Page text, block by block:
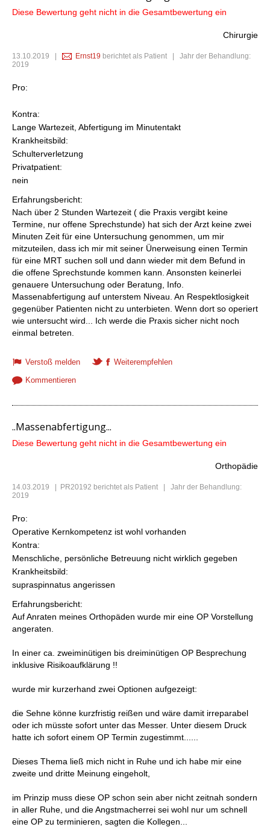
Diese Bewertung geht nicht in die Gesamtbewertung ein
Chirurgie
13.10.2019 | Ernst19 berichtet als Patient | Jahr der Behandlung:
2019
Pro:
Kontra:
Lange Wartezeit, Abfertigung im Minutentakt
Krankheitsbild:
Schulterverletzung
Privatpatient:
nein
Erfahrungsbericht:
Nach über 2 Stunden Wartezeit ( die Praxis vergibt keine
Termine, nur offene Sprechstunde) hat sich der Arzt keine zwei
Minuten Zeit für eine Untersuchung genommen, um mir
mitzuteilen, dass ich mir mit seiner Ünerweisung einen Termin
für eine MRT suchen soll und dann wieder mit dem Befund in
die offene Sprechstunde kommen kann. Ansonsten keinerlei
genauere Untersuchung oder Beratung, Info.
Massenabfertigung auf unterstem Niveau. An Respektlosigkeit
gegenüber Patienten nicht zu unterbieten. Wenn dort so operiert
wie untersucht wird... Ich werde die Praxis sicher nicht noch
einmal betreten.
Verstoß melden
Weiterempfehlen
Kommentieren
..Massenabfertigung...
Diese Bewertung geht nicht in die Gesamtbewertung ein
Orthopädie
14.03.2019 | PR20192 berichtet als Patient | Jahr der Behandlung:
2019
Pro:
Operative Kernkompetenz ist wohl vorhanden
Kontra:
Menschliche, persönliche Betreuung nicht wirklich gegeben
Krankheitsbild:
supraspinnatus angerissen
Erfahrungsbericht:
Auf Anraten meines Orthopäden wurde mir eine OP Vorstellung
angeraten.
In einer ca. zweiminütigen bis dreiminütigen OP Besprechung
inklusive Risikoaufklärung !!
wurde mir kurzerhand zwei Optionen aufgezeigt:
die Sehne könne kurzfristig reißen und wäre damit irreparabel
oder ich müsste sofort unter das Messer. Unter diesem Druck
hatte ich sofort einem OP Termin zugestimmt......
Dieses Thema ließ mich nicht in Ruhe und ich habe mir eine
zweite und dritte Meinung eingeholt,
im Prinzip muss diese OP schon sein aber nicht zeitnah sondern
in aller Ruhe, und die Angstmacherrei sei wohl nur um schnell
eine OP zu terminieren, sagten die Kollegen...